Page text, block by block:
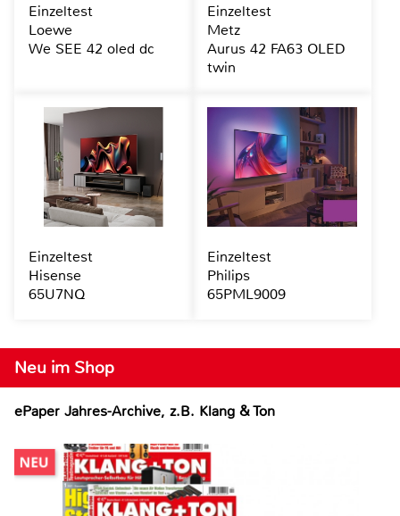
Neu im Shop
ePaper Jahres-Archive, z.B. Klang & Ton
Einzeltest
Loewe
We SEE 42 oled dc
Einzeltest
Metz
Aurus 42 FA63 OLED
twin
Einzeltest
Hisense
65U7NQ
Einzeltest
Philips
65PML9009